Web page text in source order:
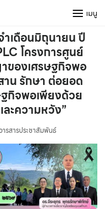
เมนู
เดือนมิถุนายน ปี
โครงการศูนย์
ของเศรษฐกิจพอ
าน รักษา ต่อยอด
กิจพอเพียงด้วย
ะความหวัง”
ารสารประชาสัมพันธ์